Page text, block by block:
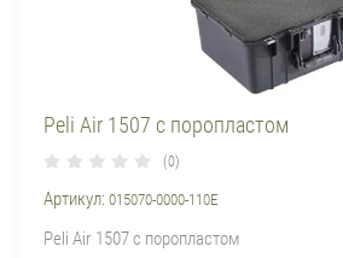
Peli Air 1507 с поропластом
(0)
Артикул: 015070-0000-110E
Peli Air 1507 с поропластом